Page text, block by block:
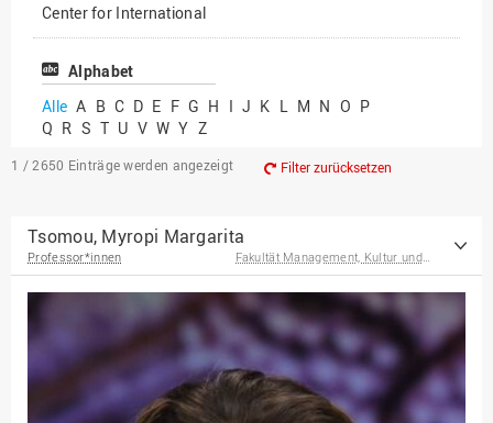
Center for International
Mobility
Center for International
Chancengerechtigkeit
eLearning Competence
Fakultät
Agrarwissenschaften und
Landschaftsarchitektur
Fakultät
Ingenieurwissenschaften
und Informatik
Professor*innen im
Alphabet
Alle A B C D E F G H I J K L M N O P
Q R S T U V W Y Z
1 / 2650 Einträge werden angezeigt Filter zurücksetzen
Tsomou, Myropi Margarita
Professor*innen Fakultät Management, Kultur und Technik